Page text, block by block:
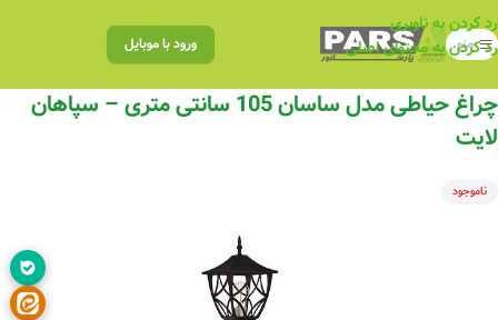
رد کردن به ناوبری
رد کردن به محتوای اصلی
منو ورود با موبایل
چراغ حیاطی مدل ساسان 105 سانتی متری – سپاهان
لایت
ناموجود